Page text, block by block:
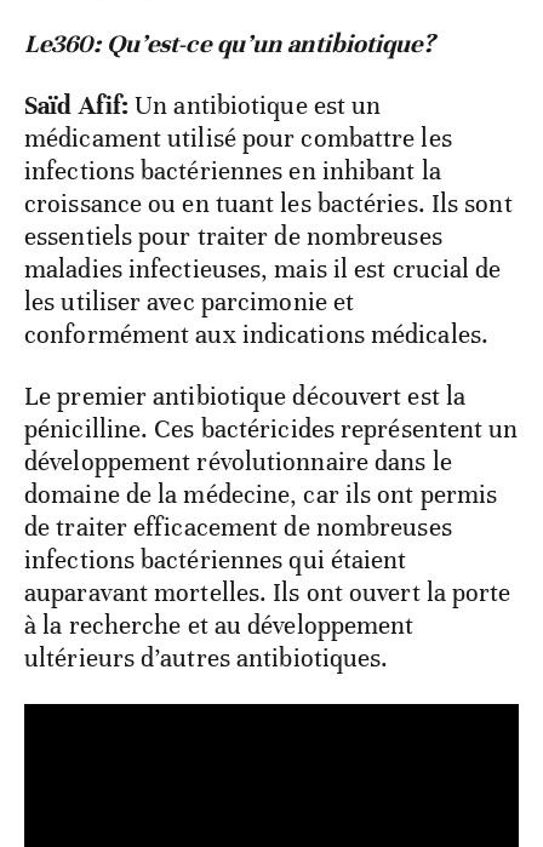
Le360: Qu’est-ce qu’un antibiotique?
Saïd Afif:Un antibiotique est un
médicament utilisé pour combattre les
infections bactériennes en inhibant la
croissance ou en tuant les bactéries. Ils sont
essentiels pour traiter de nombreuses
maladies infectieuses, mais il est crucial de
les utiliser avec parcimonie et
conformément aux indications médicales.
Le premier antibiotique découvert est la
pénicilline. Ces bactéricides représentent un
développement révolutionnaire dans le
domaine de la médecine, car ils ont permis
de traiter efficacement de nombreuses
infections bactériennes qui étaient
auparavant mortelles. Ils ont ouvert la porte
à la recherche et au développement
ultérieurs d’autres antibiotiques.